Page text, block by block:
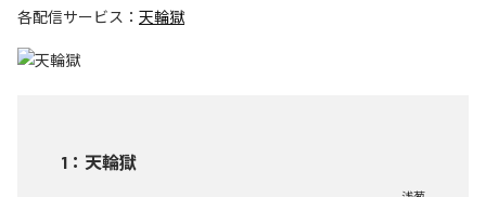
各配信サービス： 天輪獄
1 ： 天輪獄